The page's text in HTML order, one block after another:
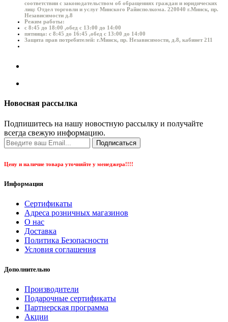
соответствии с законодательством об обращениях граждан и юридических
лиц: Отдел торговли и услуг Минского Райисполкома. 220040 г.Минск, пр.
Независимости д.8
Режим работы:
с 8:45 до 18:00 ,обед с 13:00 до 14:00
пятница: с 8:45 до 16:45 ,обед с 13:00 до 14:00
Защита прав потребителей: г.Минск, пр. Независимости, д.8, кабинет 211
Новосная рассылка
Подпишитесь на нашу новостную рассылку и получайте
всегда свежую информацию.
Подписаться
Цену и наличие товара уточняйте у менеджера!!!!
Информация
Сертификаты
Адреса розничных магазинов
О нас
Доставка
Политика Безопасности
Условия соглашения
Дополнительно
Производители
Подарочные сертификаты
Партнерская программа
Акции